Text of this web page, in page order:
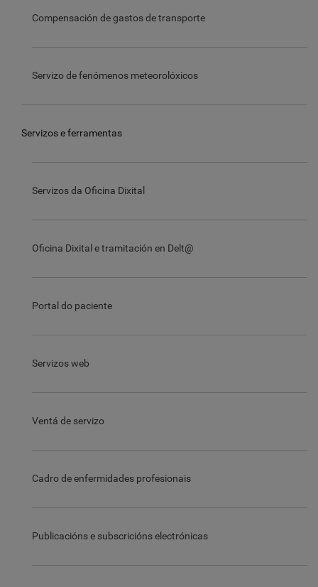
Compensación de gastos de transporte
Servizo de fenómenos meteorolóxicos
Servizos e ferramentas
Servizos da Oficina Dixital
Oficina Dixital e tramitación en Delt@
Portal do paciente
Servizos web
Ventá de servizo
Cadro de enfermidades profesionais
Publicacións e subscricións electrónicas